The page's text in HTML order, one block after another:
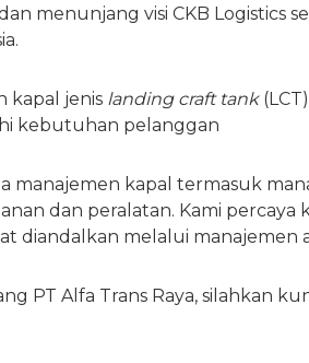
menunjang visi CKB Logistics
kapal jenis landing craft tank
kebutuhan pelanggan
manajemen kapal termasuk
dan peralatan. Kami percaya
diandalkan melalui manajemen
PT Alfa Trans Raya, silahkan